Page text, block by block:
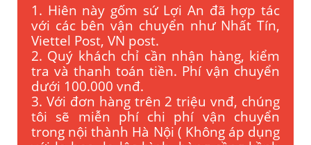
1. Hiên này gốm sứ Lợi An đã hợp tác
với các bên vận chuyển như Nhất Tín,
Viettel Post, VN post.
2. Quý khách chỉ cần nhận hàng, kiểm
tra và thanh toán tiền. Phí vận chuyển
dưới 100.000 vnđ.
3. Với đơn hàng trên 2 triệu vnđ, chúng
tôi sẽ miễn phí chi phí vận chuyển
trong nội thành Hà Nội ( Không áp dụng